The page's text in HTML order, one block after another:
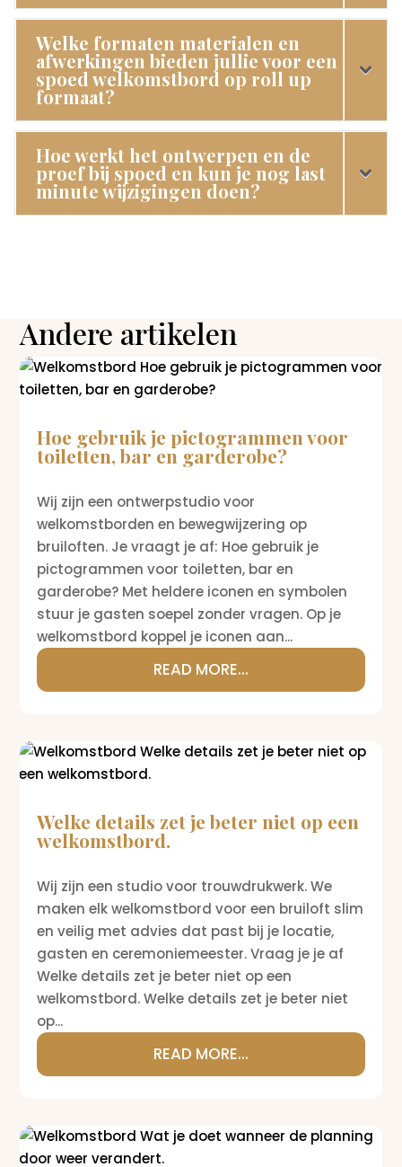
Welke formaten materialen en
afwerkingen bieden jullie voor een
spoed welkomstbord op roll up
formaat?
Hoe werkt het ontwerpen en de
proef bij spoed en kun je nog last
minute wijzigingen doen?
Andere artikelen
Hoe gebruik je pictogrammen voor
toiletten, bar en garderobe?
Wij zijn een ontwerpstudio voor
welkomstborden en bewegwijzering op
bruiloften. Je vraagt je af: Hoe gebruik je
pictogrammen voor toiletten, bar en
garderobe? Met heldere iconen en symbolen
stuur je gasten soepel zonder vragen. Op je
welkomstbord koppel je iconen aan...
READ MORE...
Welke details zet je beter niet op een
welkomstbord.
Wij zijn een studio voor trouwdrukwerk. We
maken elk welkomstbord voor een bruiloft slim
en veilig met advies dat past bij je locatie,
gasten en ceremoniemeester. Vraag je je af
Welke details zet je beter niet op een
welkomstbord. Welke details zet je beter niet
op...
READ MORE...